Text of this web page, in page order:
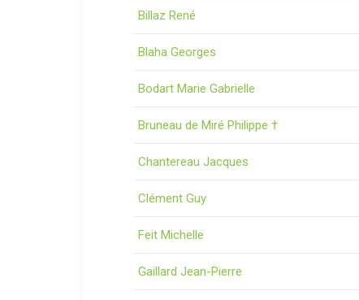
Billaz René
Blaha Georges
Bodart Marie Gabrielle
Bruneau de Miré Philippe †
Chantereau Jacques
Clément Guy
Feit Michelle
Gaillard Jean-Pierre